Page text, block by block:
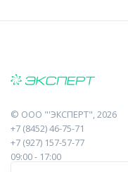
© ООО "'ЭКСПЕРТ", 2026
+7 (8452) 46-75-71
+7 (927) 157-57-77
09:00 - 17:00